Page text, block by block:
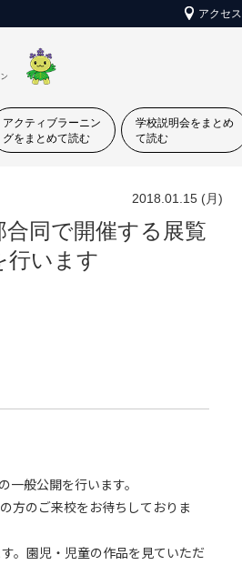
アクセス
アクティブラーニン
グをまとめて読む
学校説明会をまとめ
て読む
2018.01.15 (月)
合同で開催する展覧
行います
般公開を行います。
方のご来校をお待ちしておりま
。園児・児童の作品を見ていただ